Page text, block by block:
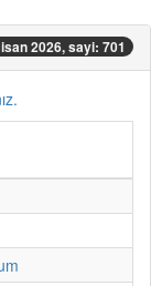
2026, sayi: 701